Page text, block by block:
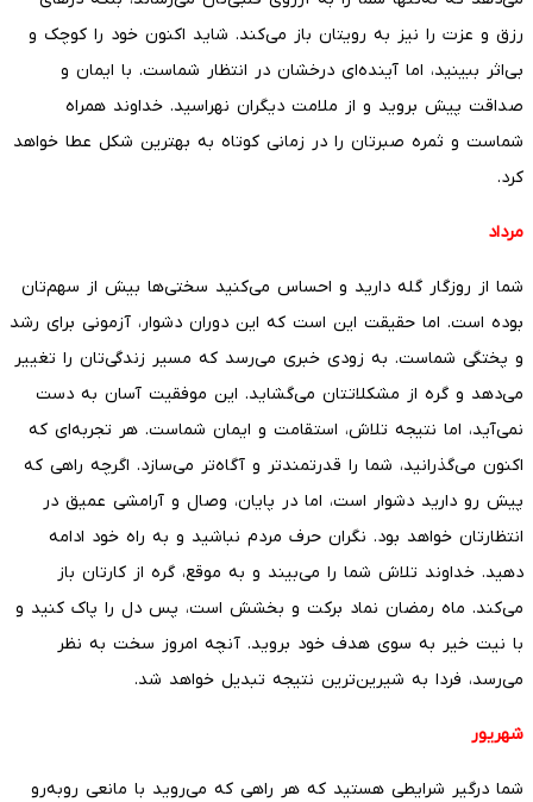
رزق و عزت را نیز به رویتان باز می‌کند. شاید اکنون خود را کوچک و
بی‌اثر ببینید، اما آینده‌ای درخشان در انتظار شماست. با ایمان و
صداقت پیش بروید و از ملامت دیگران نهراسید. خداوند همراه
شماست و ثمره صبرتان را در زمانی کوتاه به بهترین شکل عطا خواهد
کرد.
مرداد
شما از روزگار گله دارید و احساس می‌کنید سختی‌ها بیش از سهم‌تان
بوده است. اما حقیقت این است که این دوران دشوار، آزمونی برای رشد
و پختگی شماست. به زودی خبری می‌رسد که مسیر زندگی‌تان را تغییر
می‌دهد و گره از مشکلاتتان می‌گشاید. این موفقیت آسان به دست
نمی‌آید، اما نتیجه تلاش، استقامت و ایمان شماست. هر تجربه‌ای که
اکنون می‌گذرانید، شما را قدرتمندتر و آگاه‌تر می‌سازد. اگرچه راهی که
پیش رو دارید دشوار است، اما در پایان، وصال و آرامشی عمیق در
انتظارتان خواهد بود. نگران حرف مردم نباشید و به راه خود ادامه
دهید. خداوند تلاش شما را می‌بیند و به موقع، گره از کارتان باز
می‌کند. ماه رمضان نماد برکت و بخشش است، پس دل را پاک کنید و
با نیت خیر به سوی هدف خود بروید. آنچه امروز سخت به نظر
می‌رسد، فردا به شیرین‌ترین نتیجه تبدیل خواهد شد.
شهریور
شما درگیر شرایطی هستید که هر راهی که می‌روید با مانعی روبه‌رو